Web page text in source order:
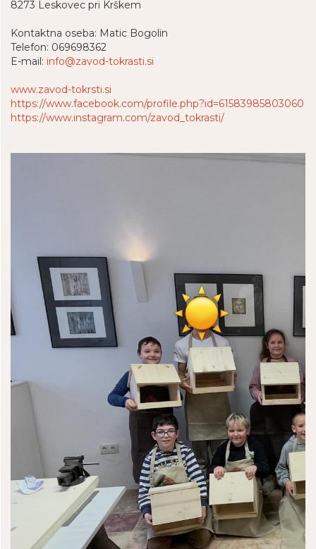
8273 Leskovec pri Krškem
Kontaktna oseba: Matic Bogolin
Telefon: 069698362
E-mail: info@zavod-tokrasti.si
www.zavod-tokrsti.si
https://www.facebook.com/profile.php?id=61583985803060
https://www.instagram.com/zavod_tokrasti/